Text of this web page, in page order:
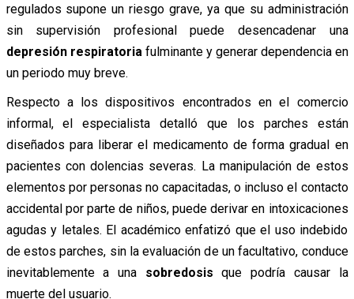
regulados supone un riesgo grave, ya que su administración
sin supervisión profesional puede desencadenar una
depresión respiratoria fulminante y generar dependencia en
un periodo muy breve.
Respecto a los dispositivos encontrados en el comercio
informal, el especialista detalló que los parches están
diseñados para liberar el medicamento de forma gradual en
pacientes con dolencias severas. La manipulación de estos
elementos por personas no capacitadas, o incluso el contacto
accidental por parte de niños, puede derivar en intoxicaciones
agudas y letales. El académico enfatizó que el uso indebido
de estos parches, sin la evaluación de un facultativo, conduce
inevitablemente a una sobredosis que podría causar la
muerte del usuario.